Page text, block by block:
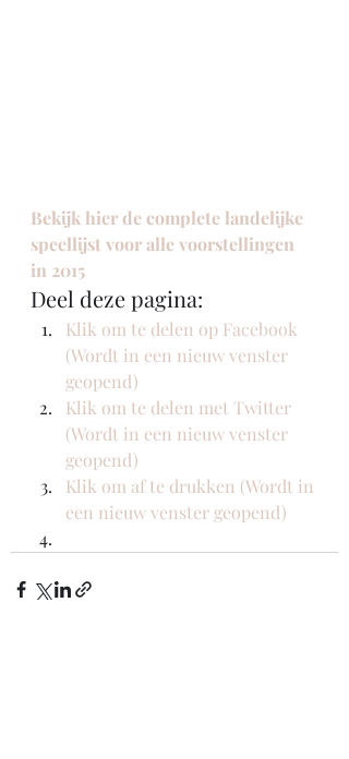
Bekijk hier de complete landelijke
speellijst voor alle voorstellingen
in 2015
Deel deze pagina:
Klik om te delen op Facebook
(Wordt in een nieuw venster
geopend)
Klik om te delen met Twitter
(Wordt in een nieuw venster
geopend)
Klik om af te drukken (Wordt in
een nieuw venster geopend)